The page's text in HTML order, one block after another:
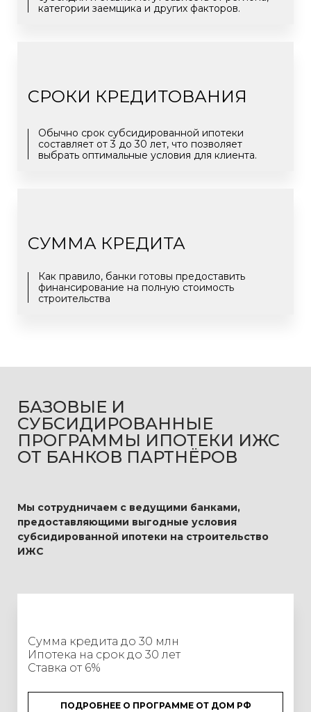
категории заемщика и других факторов.
СРОКИ КРЕДИТОВАНИЯ
Обычно срок субсидированной ипотеки
составляет от 3 до 30 лет, что позволяет
выбрать оптимальные условия для клиента.
СУММА КРЕДИТА
Как правило, банки готовы предоставить
финансирование на полную стоимость
строительства
БАЗОВЫЕ И
СУБСИДИРОВАННЫЕ
ПРОГРАММЫ ИПОТЕКИ ИЖС
ОТ БАНКОВ ПАРТНЁРОВ
Мы сотрудничаем с ведущими банками,
предоставляющими выгодные условия
субсидированной ипотеки на строительство
ИЖС
Сумма кредита до 30 млн
Ипотека на срок до 30 лет
Ставка от 6%
ПОДРОБНЕЕ О ПРОГРАММЕ ОТ ДОМ РФ